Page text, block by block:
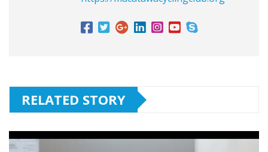
RELATED STORY